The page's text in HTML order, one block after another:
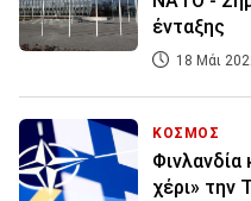
ένταξης
18 Μάι
ΚΟΣΜΟΣ
Φινλανδία
χέρι» την